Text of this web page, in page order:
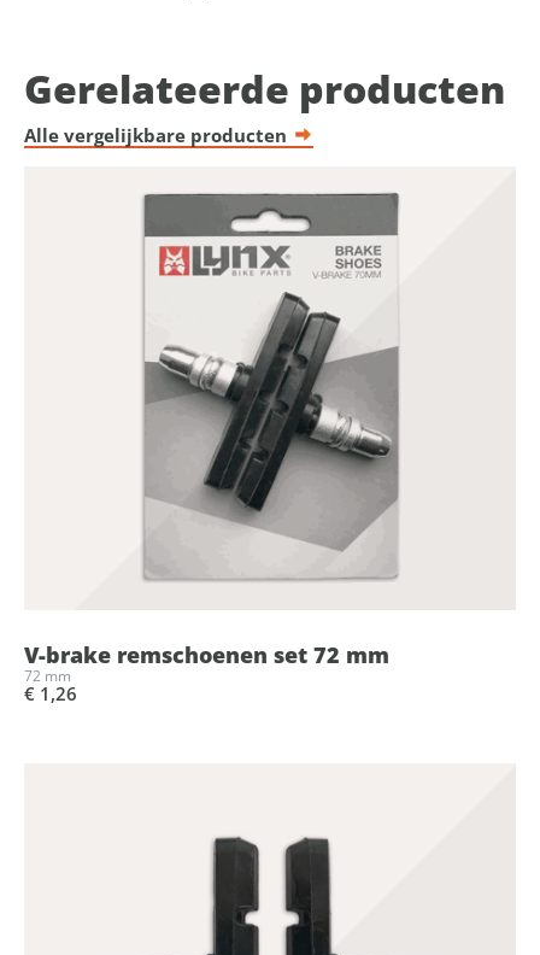
Gerelateerde producten
Alle vergelijkbare producten
V-brake remschoenen set 72 mm
72 mm
€ 1,26